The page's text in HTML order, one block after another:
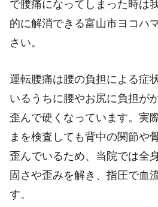
で腰痛になってしまった時は
的に解消できる富山市ヨコハ
さい。
運転腰痛は腰の負担による症
いるうちに腰やお尻に負担が
歪んで硬くなっています。実
まを検査しても背中の関節や
歪んでいるため、当院では全
固さや歪みを解き、指圧で血
す。